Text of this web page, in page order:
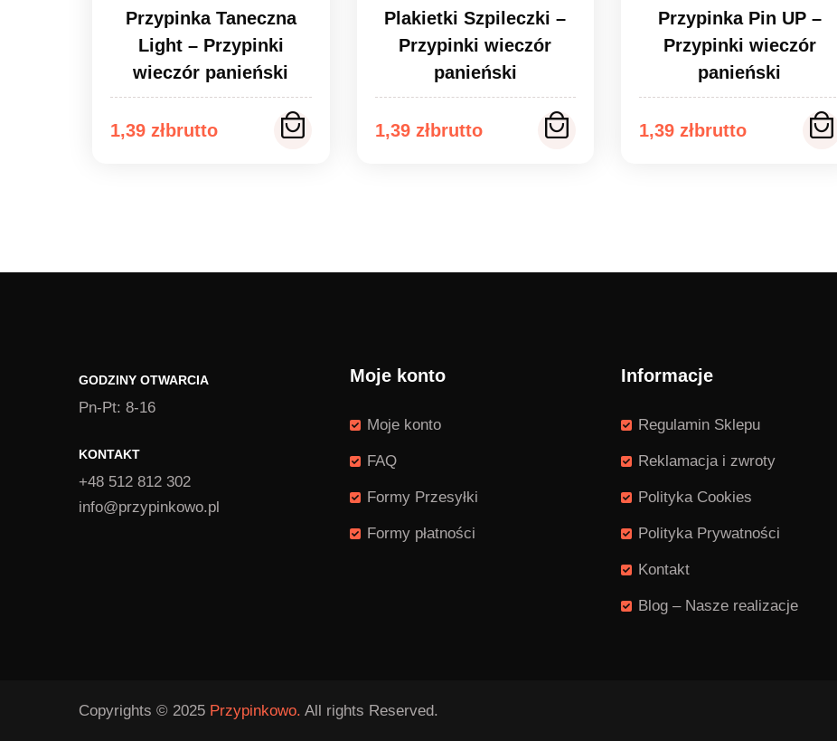
Przypinka Taneczna
Light – Przypinki
wieczór panieński
1,39 zł
Zakres
Plakietki Szpileczki –
Przypinki wieczór
panieński
1,39 zł
Zakres
Przypinka Pin UP –
Przypinki wieczór
panieński
1,39 zł
Zakres
GODZINY OTWARCIA
Pn-Pt: 8-16
KONTAKT
+48 512 812 302
info@przypinkowo.pl
Moje konto
Moje konto
FAQ
Formy Przesyłki
Formy płatności
Informacje
Regulamin Sklepu
Reklamacja i zwroty
Polityka Cookies
Polityka Prywatności
Kontakt
Blog – Nasze realizacje
Copyrights © 2025 Przypinkowo. All rights Reserved.